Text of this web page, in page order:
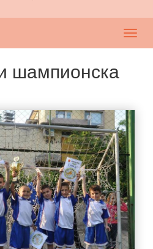
шампионска